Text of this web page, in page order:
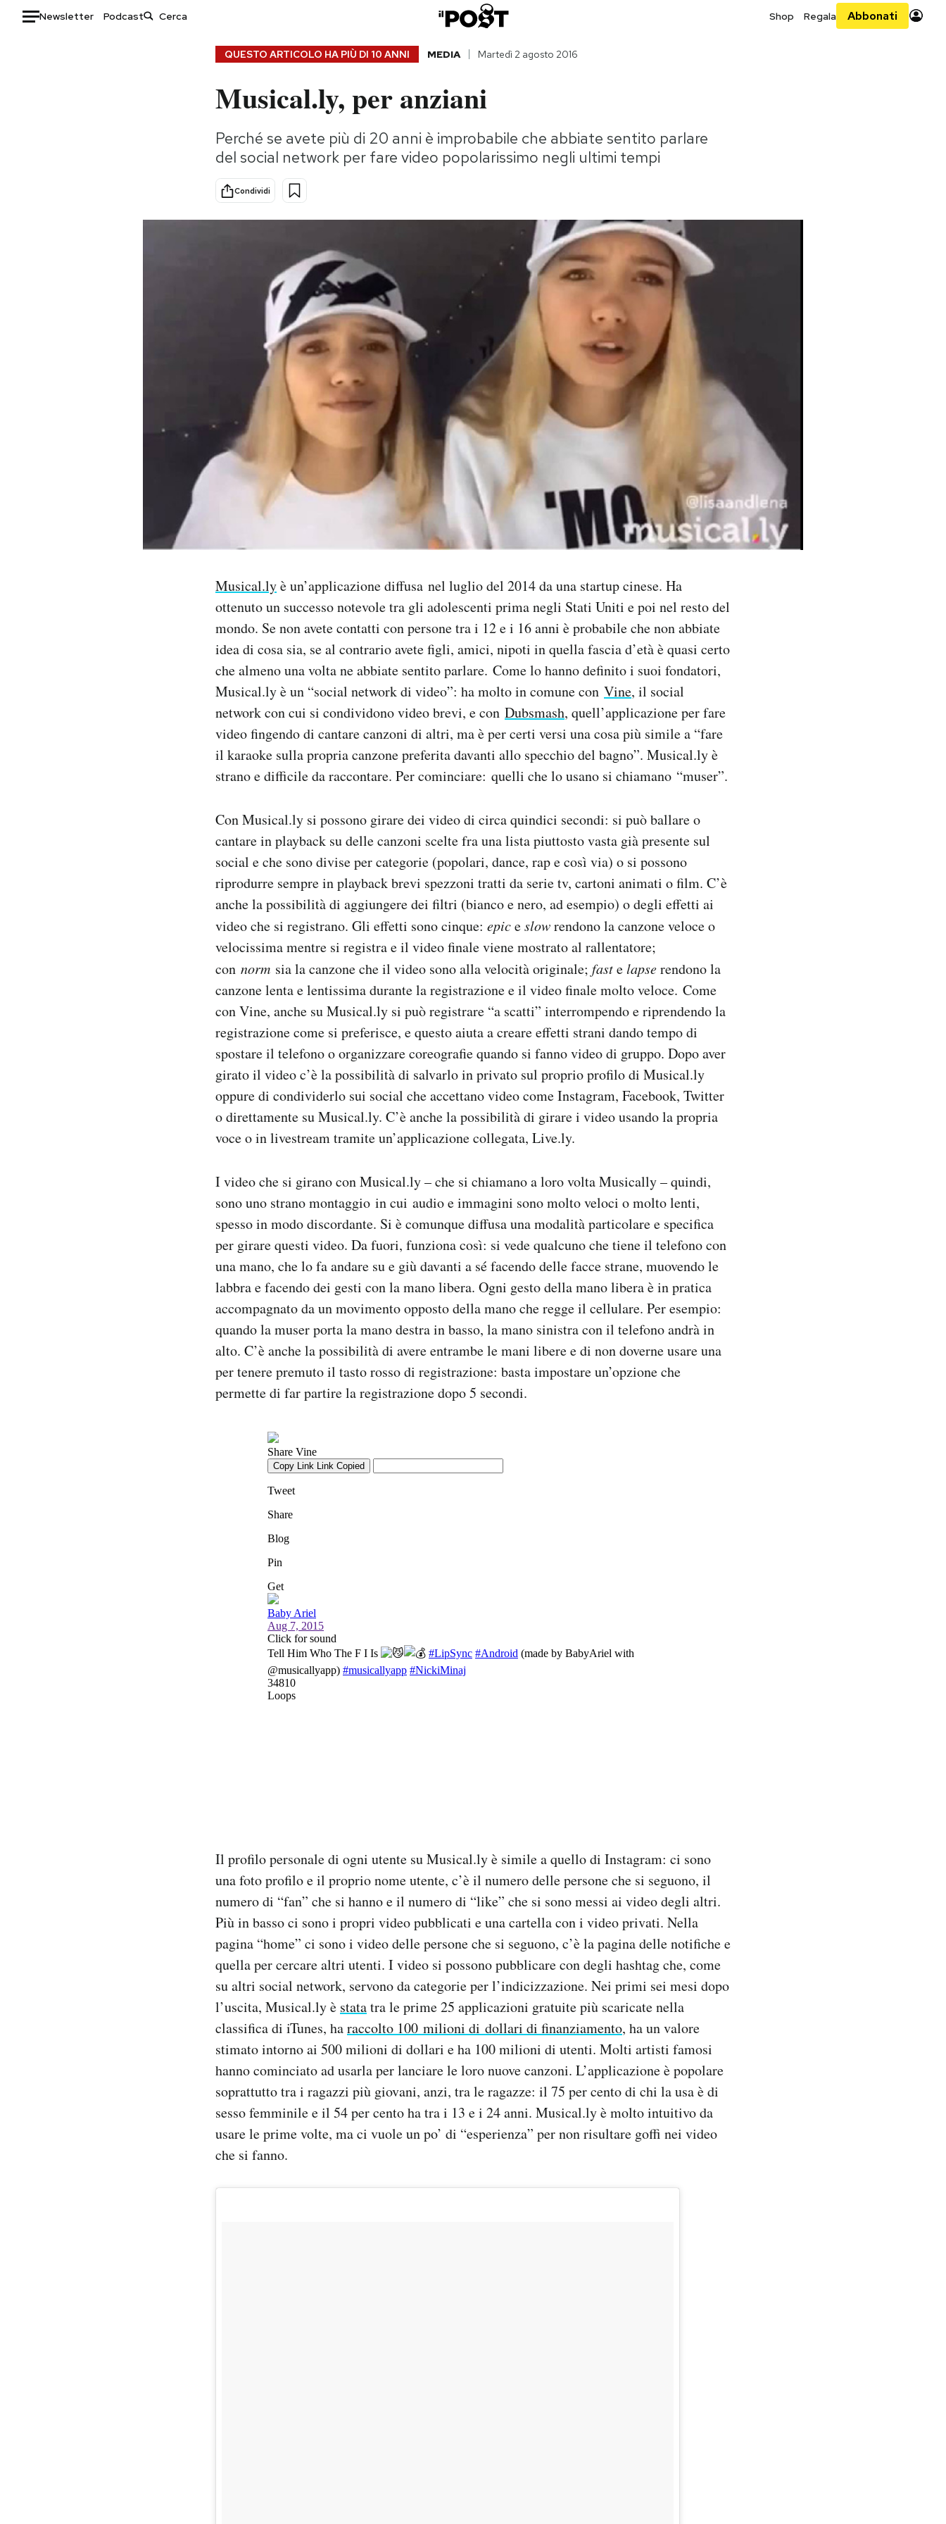
Newsletter Podcast Shop Regala Abbonati
Consumismi
Storie/Idee
Ok Boomer!
Media
QUESTO ARTICOLO HA PIÙ DI 10 ANNI MEDIA Martedì 2 agosto 2016
Musical.ly, per anziani
Perché se avete più di 20 anni è improbabile che abbiate sentito parlare
del social network per fare video popolarissimo negli ultimi tempi
Condividi
Musical.lyè un’applicazione diffusa nel luglio del 2014 da una startup cinese. Ha
ottenuto un successo notevole tra gli adolescenti prima negli Stati Uniti e poi nel resto del
mondo. Se non avete contatti con persone tra i 12 e i 16 anni è probabile che non abbiate
idea di cosa sia, se al contrario avete figli, amici, nipoti in quella fascia d’età è quasi certo
che almeno una volta ne abbiate sentito parlare. Come lo hanno definito i suoi fondatori,
Musical.ly è un “social network di video”: ha molto in comune con Vine, il social
network con cui si condividono video brevi, e con Dubsmash, quell’applicazione per fare
video fingendo di cantare canzoni di altri, ma è per certi versi una cosa più simile a “fare
il karaoke sulla propria canzone preferita davanti allo specchio del bagno”. Musical.ly è
strano e difficile da raccontare. Per cominciare: quelli che lo usano si chiamano “muser”.
Con Musical.ly si possono girare dei video di circa quindici secondi: si può ballare o
cantare in playback su delle canzoni scelte fra una lista piuttosto vasta già presente sul
social e che sono divise per categorie (popolari, dance, rap e così via) o si possono
riprodurre sempre in playback brevi spezzoni tratti da serie tv, cartoni animati o film. C’è
anche la possibilità di aggiungere dei filtri (bianco e nero, ad esempio) o degli effetti ai
video che si registrano. Gli effetti sono cinque: epiceslowrendono la canzone veloce o
velocissima mentre si registra e il video finale viene mostrato al rallentatore;
con norm sia la canzone che il video sono alla velocità originale; fastelapserendono la
canzone lenta e lentissima durante la registrazione e il video finale molto veloce. Come
con Vine, anche su Musical.ly si può registrare “a scatti” interrompendo e riprendendo la
registrazione come si preferisce, e questo aiuta a creare effetti strani dando tempo di
spostare il telefono o organizzare coreografie quando si fanno video di gruppo. Dopo aver
girato il video c’è la possibilità di salvarlo in privato sul proprio profilo di Musical.ly
oppure di condividerlo sui social che accettano video come Instagram, Facebook, Twitter
o direttamente su Musical.ly. C’è anche la possibilità di girare i video usando la propria
voce o in livestream tramite un’applicazione collegata, Live.ly.
I video che si girano con Musical.ly – che si chiamano a loro volta Musically – quindi,
sono uno strano montaggio in cui audio e immagini sono molto veloci o molto lenti,
spesso in modo discordante. Si è comunque diffusa una modalità particolare e specifica
per girare questi video. Da fuori, funziona così: si vede qualcuno che tiene il telefono con
una mano, che lo fa andare su e giù davanti a sé facendo delle facce strane, muovendo le
labbra e facendo dei gesti con la mano libera. Ogni gesto della mano libera è in pratica
accompagnato da un movimento opposto della mano che regge il cellulare. Per esempio:
quando la muser porta la mano destra in basso, la mano sinistra con il telefono andrà in
alto. C’è anche la possibilità di avere entrambe le mani libere e di non doverne usare una
per tenere premuto il tasto rosso di registrazione: basta impostare un’opzione che
permette di far partire la registrazione dopo 5 secondi.
Il profilo personale di ogni utente su Musical.ly è simile a quello di Instagram: ci sono
una foto profilo e il proprio nome utente, c’è il numero delle persone che si seguono, il
numero di “fan” che si hanno e il numero di “like” che si sono messi ai video degli altri.
Più in basso ci sono i propri video pubblicati e una cartella con i video privati. Nella
pagina “home” ci sono i video delle persone che si seguono, c’è la pagina delle notifiche e
quella per cercare altri utenti. I video si possono pubblicare con degli hashtag che, come
su altri social network, servono da categorie per l’indicizzazione. Nei primi sei mesi dopo
l’uscita, Musical.ly è statatra le prime 25 applicazioni gratuite più scaricate nella
classifica di iTunes, haraccolto 100 milioni di dollari di finanziamento, ha un valore
stimato intorno ai 500 milioni di dollari e ha 100 milioni di utenti. Molti artisti famosi
hanno cominciato ad usarla per lanciare le loro nuove canzoni. L’applicazione è popolare
soprattutto tra i ragazzi più giovani, anzi, tra le ragazze: il 75 per cento di chi la usa è di
sesso femminile e il 54 per cento ha tra i 13 e i 24 anni. Musical.ly è molto intuitivo da
usare le prime volte, ma ci vuole un po’ di “esperienza” per non risultare goffi nei video
che si fanno.